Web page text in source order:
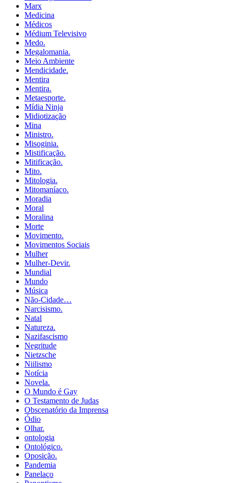
Marx
Medicina
Médicos
Médium Televisivo
Medo.
Megalomania.
Meio Ambiente
Mendicidade.
Mentira
Mentira.
Metaesporte.
Mídia Ninja
Midiotização
Mina
Ministro.
Misoginia.
Mistificação.
Mitificação.
Mito.
Mitologia.
Mitomaníaco.
Moradia
Moral
Moralina
Morte
Movimento.
Movimentos Sociais
Mulher
Mulher-Devir.
Mundial
Mundo
Música
Não-Cidade…
Narcisismo.
Natal
Natureza.
Nazifascismo
Negritude
Nietzsche
Niilismo
Notícia
Novela.
O Mundo é Gay
O Testamento de Judas
Obscenatório da Imprensa
Ódio
Olhar.
ontologia
Ontológico.
Oposição.
Pandemia
Panelaço